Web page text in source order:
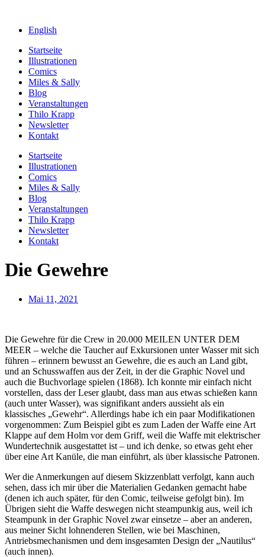
English
Startseite
Illustrationen
Comics
Miles & Sally
Blog
Veranstaltungen
Thilo Krapp
Newsletter
Kontakt
Startseite
Illustrationen
Comics
Miles & Sally
Blog
Veranstaltungen
Thilo Krapp
Newsletter
Kontakt
Die Gewehre
Mai 11, 2021
Die Gewehre für die Crew in 20.000 MEILEN UNTER DEM
MEER – welche die Taucher auf Exkursionen unter Wasser mit sich
führen – erinnern bewusst an Gewehre, die es auch an Land gibt,
und an Schusswaffen aus der Zeit, in der die Graphic Novel und
auch die Buchvorlage spielen (1868). Ich konnte mir einfach nicht
vorstellen, dass der Leser glaubt, dass man aus etwas schießen kann
(auch unter Wasser), was signifikant anders aussieht als ein
klassisches „Gewehr“. Allerdings habe ich ein paar Modifikationen
vorgenommen: Zum Beispiel gibt es zum Laden der Waffe eine Art
Klappe auf dem Holm vor dem Griff, weil die Waffe mit elektrischer
Wundertechnik ausgestattet ist – und ich denke, so etwas geht eher
über eine Art Kanüle, die man einführt, als über klassische Patronen.
Wer die Anmerkungen auf diesem Skizzenblatt verfolgt, kann auch
sehen, dass ich mir über die Materialien Gedanken gemacht habe
(denen ich auch später, für den Comic, teilweise gefolgt bin). Im
Übrigen sieht die Waffe deswegen nicht steampunkig aus, weil ich
Steampunk in der Graphic Novel zwar einsetze – aber an anderen,
aus meiner Sicht lohnenderen Stellen, wie bei Maschinen,
Antriebsmechanismen und dem insgesamten Design der „Nautilus“
(auch innen).